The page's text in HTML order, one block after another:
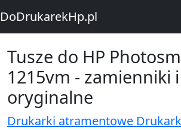
DoDrukarekHp.pl
Tusze do HP
1215vm - zamienniki i
oryginalne
Drukarki atramentowe